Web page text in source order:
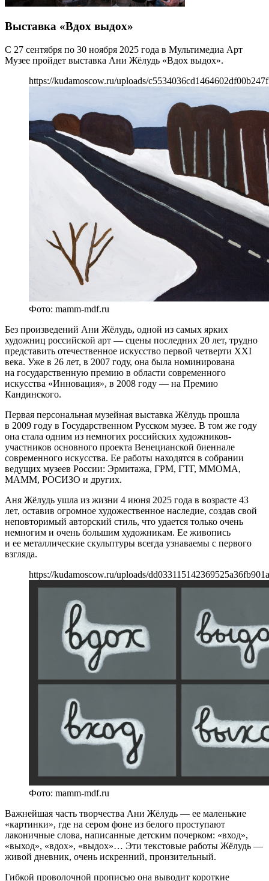
Выставка «Вдох выдох»
С 27 сентября по 30 ноября 2025 года в Мультимедиа Арт
Музее пройдет выставка Ани Жёлудь «Вдох выдох».
https://kudamoscow.ru/uploads/
Фото: mamm-mdf.ru
Без произведений Ани Жёлудь, одной из самых ярких
художниц российской арт — сцены последних 20 лет, трудно
представить отечественное искусство первой четверти XXI
века. Уже в 26 лет, в 2007 году, она была номинирована
на государственную премию в области современного
искусства «Инновация», в 2008 году — на Премию
Кандинского.
Первая персональная музейная выставка Жёлудь прошла
в 2009 году в Государственном Русском музее. В том же году
она стала одним из немногих российских художников-
участников основного проекта Венецианской биеннале
современного искусства. Ее работы находятся в собрании
ведущих музеев России: Эрмитажа, ГРМ, ГТГ, ММОМА,
МАММ, РОСИЗО и других.
Аня Жёлудь ушла из жизни 4 июня 2025 года в возрасте 43
лет, оставив огромное художественное наследие, создав свой
неповторимый авторский стиль, что удается только очень
немногим и очень большим художникам. Ее живопись
и ее металлические скульптуры всегда узнаваемы с первого
взгляда.
https://kudamoscow.ru/uploads/
Фото: mamm-mdf.ru
Важнейшая часть творчества Ани Жёлудь — ее маленькие
«картинки», где на сером фоне из белого проступают
лаконичные слова, написанные детским почерком: «вход»,
«выход», «вдох», «выдох»… Эти текстовые работы Жёлудь —
живой дневник, очень искренний, пронзительный.
Гибкой проволочной прописью она выводит короткие